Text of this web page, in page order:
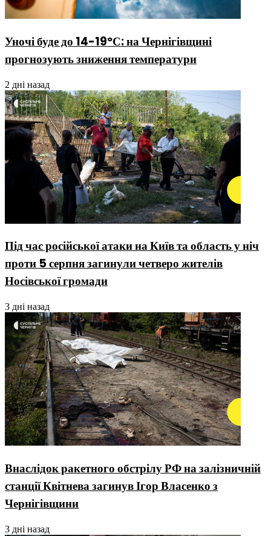
Уночі буде до 14-19ºС: на Чернігівщині
прогнозують зниження температури
2 дні назад
Під час російської атаки на Київ та область у ніч
проти 5 серпня загинули четверо жителів
Носівської громади
3 дні назад
Внаслідок ракетного обстрілу РФ на залізничній
станції Квітнева загинув Ігор Власенко з
Чернігівщини
3 дні назад